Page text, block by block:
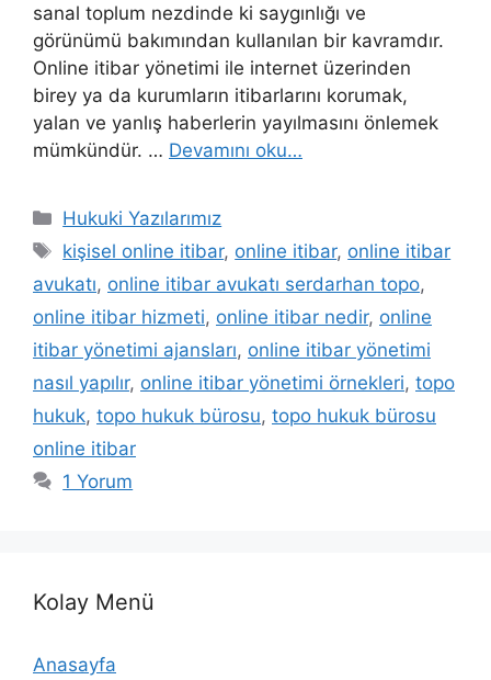
sanal toplum nezdinde ki saygınlığı ve
görünümü bakımından kullanılan bir kavramdır.
Online itibar yönetimi ile internet üzerinden
birey ya da kurumların itibarlarını korumak,
yalan ve yanlış haberlerin yayılmasını önlemek
mümkündür. … Devamını oku…
Kategoriler
Hukuki Yazılarımız
Etiketler
kişisel online itibar, online itibar, online itibar
avukatı, online itibar avukatı serdarhan topo,
online itibar hizmeti, online itibar nedir, online
itibar yönetimi ajansları, online itibar yönetimi
nasıl yapılır, online itibar yönetimi örnekleri, topo
hukuk, topo hukuk bürosu, topo hukuk bürosu
online itibar
1 Yorum
Kolay Menü
Anasayfa